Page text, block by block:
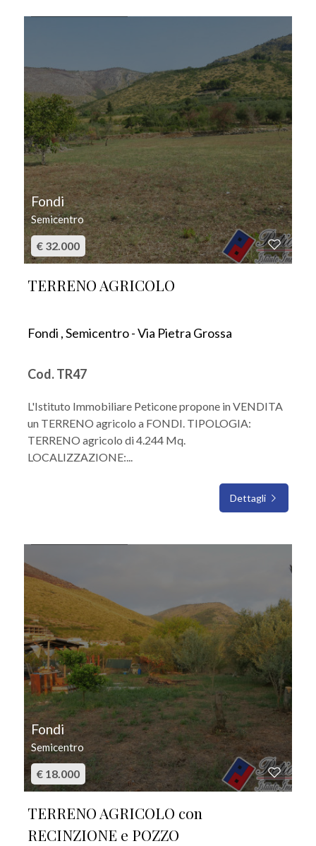
Fondi
Semicentro
€ 32.000
TERRENO AGRICOLO
Fondi , Semicentro - Via Pietra Grossa
Cod. TR47
L'Istituto Immobiliare Peticone propone in VENDITA
un TERRENO agricolo a FONDI. TIPOLOGIA:
TERRENO agricolo di 4.244 Mq.
LOCALIZZAZIONE:...
Dettagli
Fondi
Semicentro
€ 18.000
TERRENO AGRICOLO con
RECINZIONE e POZZO